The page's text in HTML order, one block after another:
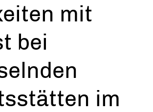
mit
bei
im